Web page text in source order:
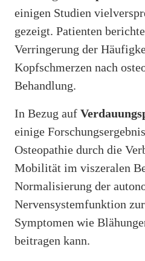
einigen Studien
gezeigt. Patienten
Verringerung der
Kopfschmerzen nach
Behandlung.
In Bezug auf
einige
Osteopathie durch die
Mobilität im viszeralen
Normalisierung der
Nervensystemfunktion
Symptomen wie
beitragen kann.